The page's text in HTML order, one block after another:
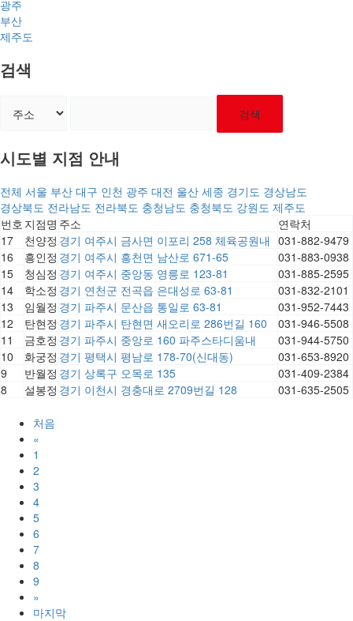
광주
부산
제주도
검색
검색
시도별 지점 안내
전체 서울 부산 대구 인천 광주 대전 울산 세종 경기도 경상남도
경상북도 전라남도 전라북도 충청남도 충청북도 강원도 제주도
번호 지점명 주소
연락처
17
천양정 경기 여주시 금사면 이포리 258 체육공원내 031-882-9479
16
흥인정 경기 여주시 흥천면 남산로 671-65
031-883-0938
15
청심정 경기 여주시 중앙동 영릉로 123-81
031-885-2595
14
학소정 경기 연천군 전곡읍 은대성로 63-81
031-832-2101
13
임월정 경기 파주시 문산읍 통일로 63-81
031-952-7443
12
탄현정 경기 파주시 탄현면 새오리로 286번길 160
031-946-5508
11
금호정 경기 파주시 중앙로 160 파주스타디움내
031-944-5750
10
화궁정 경기 평택시 평남로 178-70(신대동)
031-653-8920
9
반월정 경기 상록구 오목로 135
031-409-2384
8
설봉정 경기 이천시 경충대로 2709번길 128 031-635-2505
처음
«
1
2
3
4
5
6
7
8
9
»
마지막